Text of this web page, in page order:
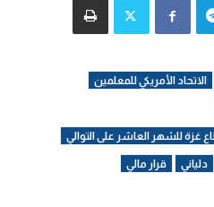
الاتحاد الأمريكي للمعلمين
للشهر العاشر على التوالي
دلياني قرار مالي